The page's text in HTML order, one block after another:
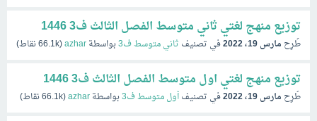
توزيع منهج لغتي ثاني متوسط الفصل الثالث ف3 1446
طُرِح مارس 19، 2022 في تصنيف ثاني متوسط ف3 بواسطةazhar
(
66.1kنقاط)
توزيع منهج لغتي اول متوسط الفصل الثالث ف3 1446
طُرِح مارس 19، 2022 في تصنيفأول متوسط ف3 بواسطةazhar
(
66.1kنقاط)